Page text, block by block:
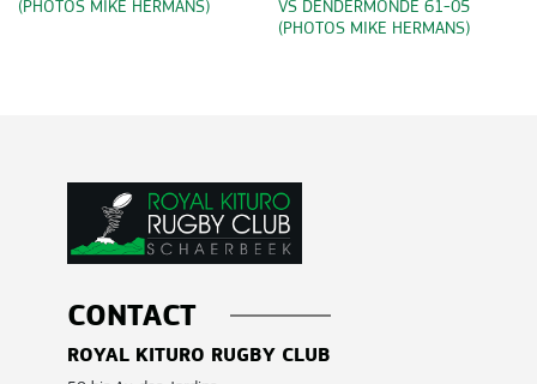
(PHOTOS MIKE HERMANS)
VS DENDERMONDE 61-05
(PHOTOS MIKE HERMANS)
CONTACT
ROYAL KITURO RUGBY CLUB